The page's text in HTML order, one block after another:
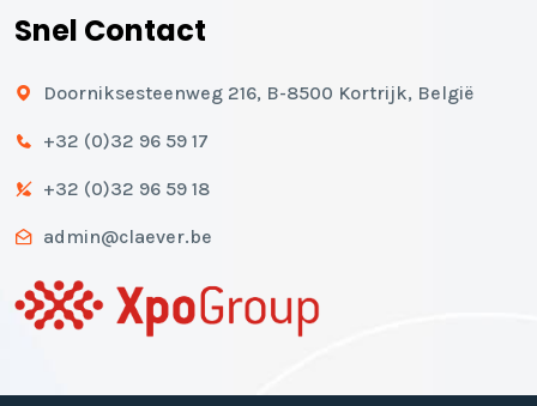
Snel Contact
Doorniksesteenweg 216, B-8500 Kortrijk, België
+32 (0)32 96 59 17
+32 (0)32 96 59 18
admin@claever.be